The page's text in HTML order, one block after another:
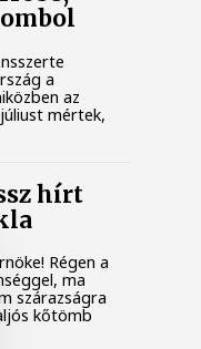
a
az
mértek,
hírt
Régen a
ma
szárazságra
kőtömb